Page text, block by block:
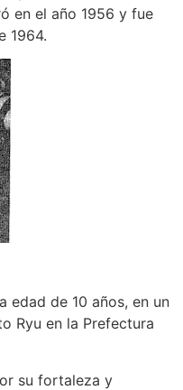
en el año 1956 y fue
1964.
edad de 10 años, en un
Ryu en la Prefectura
su fortaleza y